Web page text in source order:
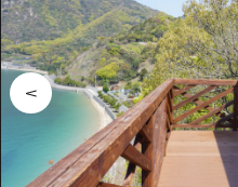
รายการ
คำแนะนำ
ศิลปะ
งานอีเว้น
คอร์สตัวอย่า
รายการ
คู่มือ
ฮิโรชิม่า โ
จุดหมายปลา
รายการ
อีเว้นท์